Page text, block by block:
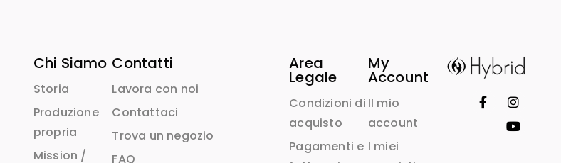
Chi Siamo
Storia
Produzione
propria
Mission /
Contatti
Lavora con noi
Contattaci
Trova un negozio
FAQ
Area
Legale
Condizioni di
acquisto
Pagamenti e
My
Account
Il mio
account
I miei